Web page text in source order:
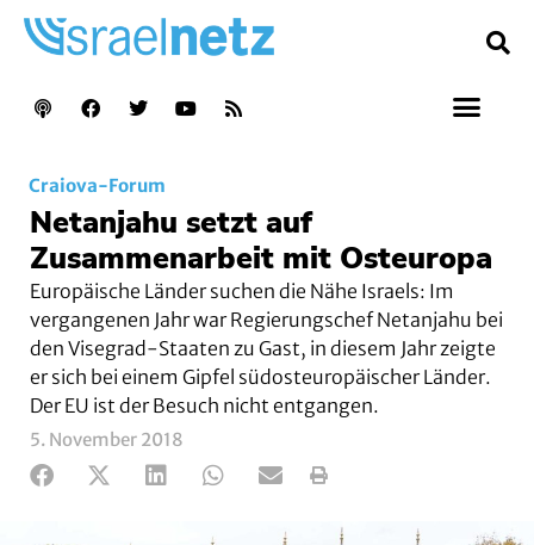
Craiova-Forum
Netanjahu setzt auf
Zusammenarbeit mit Osteuropa
Europäische Länder suchen die Nähe Israels: Im
vergangenen Jahr war Regierungschef Netanjahu bei
den Visegrad-Staaten zu Gast, in diesem Jahr zeigte
er sich bei einem Gipfel südosteuropäischer Länder.
Der EU ist der Besuch nicht entgangen.
5. November 2018